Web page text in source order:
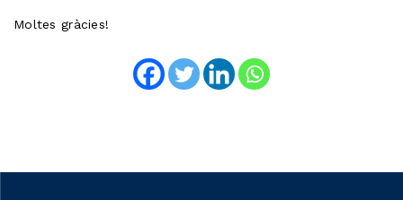
Moltes gràcies!